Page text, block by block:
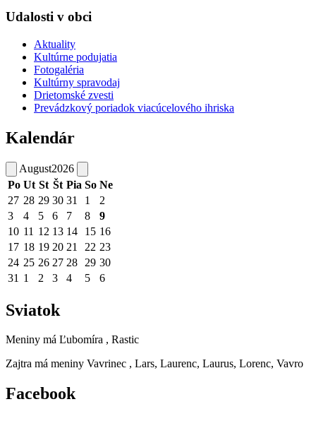
Udalosti v obci
Aktuality
Kultúrne podujatia
Fotogaléria
Kultúrny spravodaj
Drietomské zvesti
Prevádzkový poriadok viacúcelového ihriska
Kalendár
August2026
Po Ut St Št Pia So Ne
27 28 29 30 31 1
2
3
4 5 6 7 8
9
10 11 12 13 14 15 16
17 18 19 20 21 22 23
24 25 26 27 28 29 30
31 1 2 3 4 5 6
Sviatok
Meniny má Ľubomíra , Rastic
Zajtra má meniny Vavrinec , Lars, Laurenc, Laurus, Lorenc, Vavro
Facebook